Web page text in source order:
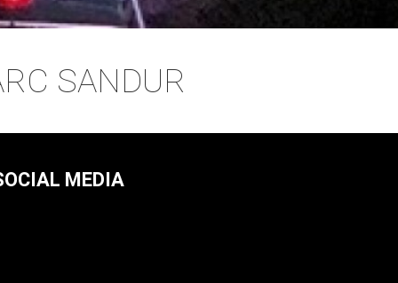
SANDUR
MEDIA